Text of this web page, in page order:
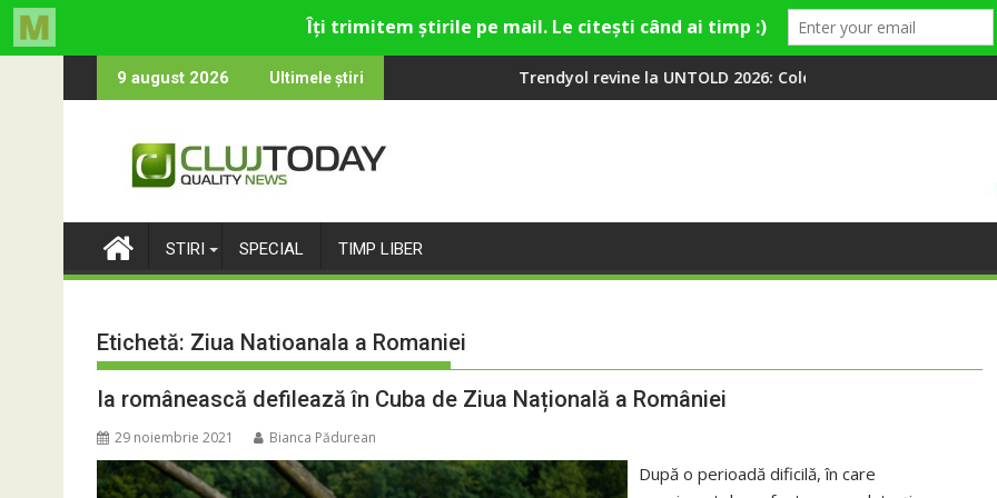
to
9 august 2026 Ultimele știri
rămân: Almost Still Trendyol revine la UNTOLD 2026: Colecții capsulă lansate cu Gina, Smiley și
Peste 100 000 de
STIRI SPECIAL TIMP LIBER
Etichetă: Ziua Natioanala a Romaniei
Ia românească defilează în Cuba de Ziua Națională a României
29 noiembrie 2021 Bianca Pădurean
După o perioadă dificilă, în care